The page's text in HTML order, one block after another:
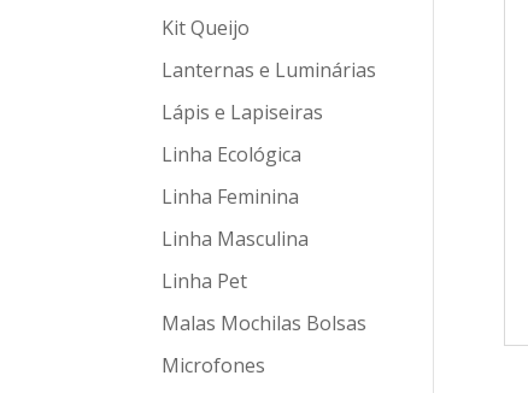
Kit Queijo
Lanternas e Luminárias
Lápis e Lapiseiras
Linha Ecológica
Linha Feminina
Linha Masculina
Linha Pet
Malas Mochilas Bolsas
Microfones